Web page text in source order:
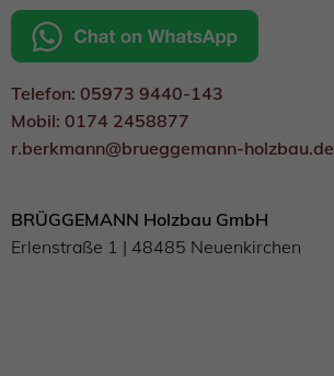
Telefon: 05973 9440-143
Mobil: 0174 2458877
r.berkmann@brueggemann-holzbau.de
BRÜGGEMANN Holzbau GmbH
Erlenstraße 1 | 48485 Neuenkirchen